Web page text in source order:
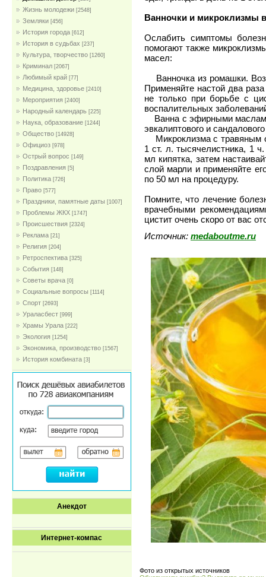
Жизнь молодежи [2548]
Земляки [456]
История города [612]
История в судьбах [237]
Культура, творчество [1260]
Криминал [2067]
Любимый край [77]
Медицина, здоровье [2410]
Мероприятия [2400]
Народный календарь [225]
Наука, образование [1244]
Общество [14928]
Официоз [978]
Острый вопрос [149]
Поздравления [5]
Политика [726]
Право [577]
Праздники, памятные даты [1007]
Проблемы ЖКХ [1747]
Проиcшествия [2324]
Реклама [21]
Религия [204]
Ретроспектива [325]
События [148]
Советы врача [0]
Социальные вопросы [1114]
Спорт [2693]
Ураласбест [999]
Храмы Урала [222]
Экология [1254]
Экономика, производство [1567]
История комбината [3]
Анекдот
Интернет-компас
Ванночки и микроклизмы
Ослабить симптомы
помогают также
масел:
Ванночка из ромашки.
Применяйте настой два
не только при борьбе с
воспалительных
Ванна с эфирными
эвкалиптового и
Микроклизма с травяным
1 ст. л. тысячелистника, 1
мл кипятка, затем
слой марли и применяйте
по 50 мл на процедуру.
Помните, что лечение
врачебными
цистит очень скоро от вас
Источник: medaboutme.ru
Фото из открытых источников